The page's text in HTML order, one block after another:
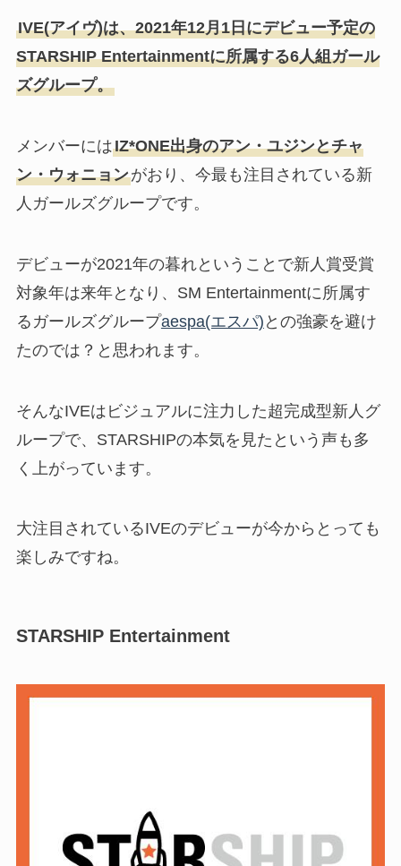
IVE(アイヴ)は、2021年12月1日にデビュー予定の
STARSHIP Entertainmentに所属する6人組ガール
ズグループ。
メンバーにはIZ*ONE出身のアン・ユジンとチャ
ン・ウォニョンがおり、今最も注目されている新
人ガールズグループです。
デビューが2021年の暮れということで新人賞受賞
対象年は来年となり、SM Entertainmentに所属す
るガールズグループaespa(エスパ) との強豪を避け
たのでは？と思われます。
そんなIVEはビジュアルに注力した超完成型新人グ
ループで、STARSHIPの本気を見たという声も多
く上がっています。
大注目されているIVEのデビューが今からとっても
楽しみですね。
STARSHIP Entertainment